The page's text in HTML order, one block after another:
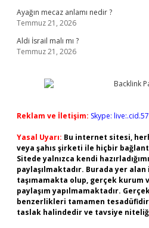
Ayağın mecaz anlamı nedir ?
Temmuz 21, 2026
Aldi İsrail malı mı ?
Temmuz 21, 2026
Reklam ve İletişim: Skype:
Yasal Uyarı: Bu internet sitesi,
veya şahıs şirketi ile hiçbir
Sitede yalnızca kendi
paylaşılmaktadır. Burada yer
taşımamakta olup, gerçek kurum
paylaşım yapılmamaktadır.
benzerlikleri tamamen
taslak halindedir ve tavsiye